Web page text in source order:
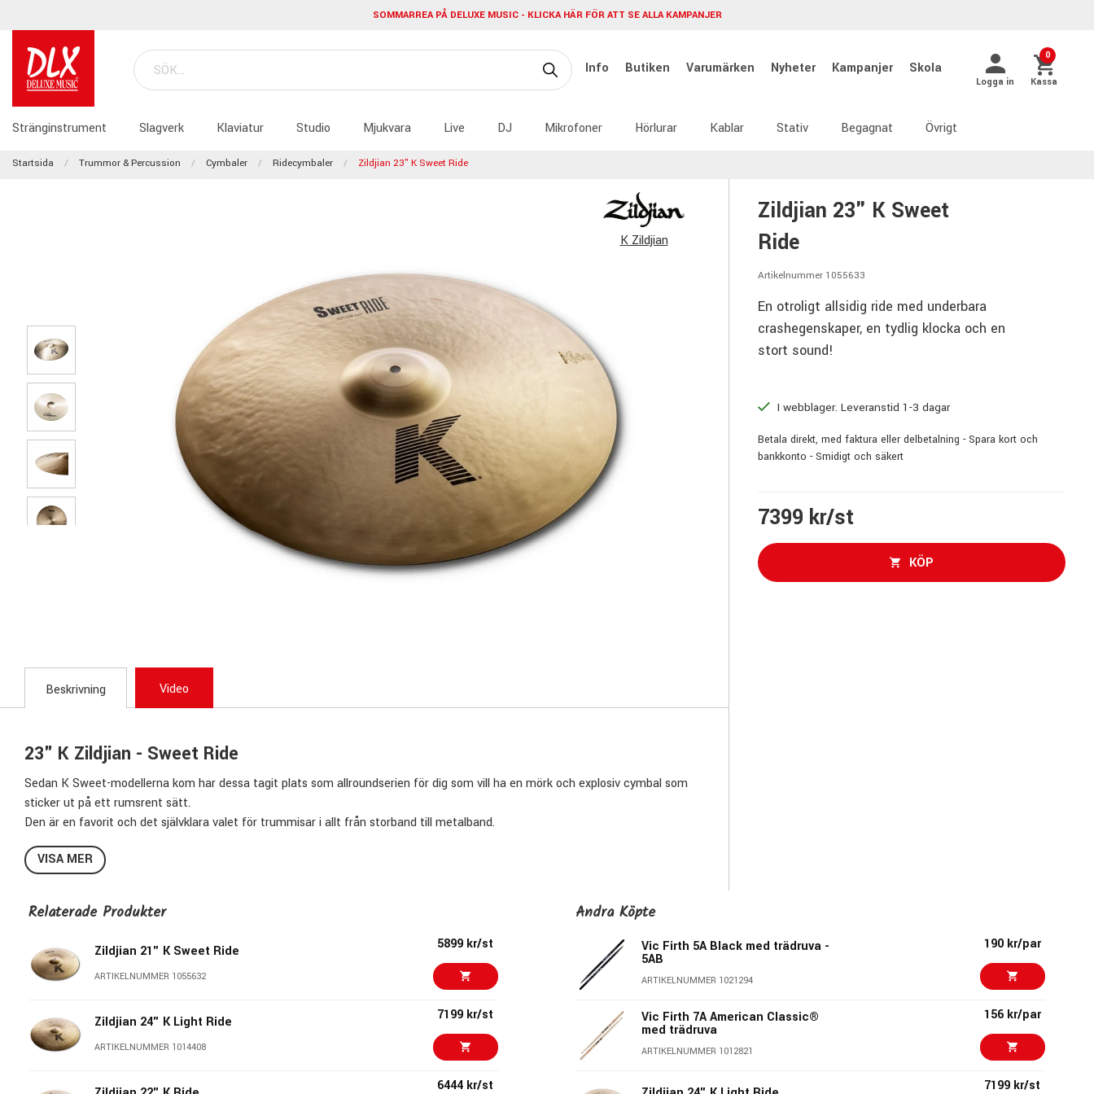
SOMMARREA PÅ DELUXE MUSIC - KLICKA HÄR FÖR ATT SE ALLA KAMPANJER
Info Butiken Varumärken Nyheter Kampanjer Skola
Logga in
0
Kassa
Stränginstrument Slagverk Klaviatur Studio Mjukvara Live DJ Mikrofoner Hörlurar Kablar Stativ Begagnat Övrigt
Startsida Trummor & Percussion Cymbaler Ridecymbaler Zildjian 23" K Sweet Ride
K Zildjian
Zildjian 23" K Sweet
Ride
Artikelnummer 1055633
En otroligt allsidig ride med underbara
crashegenskaper, en tydlig klocka och en
stort sound!
I webblager. Leveranstid 1-3 dagar
Betala direkt, med faktura eller delbetalning - Spara kort och
bankkonto - Smidigt och säkert
7399 kr/st
KÖP
Beskrivning Video
23" K Zildjian - Sweet Ride
Sedan K Sweet-modellerna kom har dessa tagit plats som allroundserien för dig som vill ha en mörk och explosiv cymbal som
sticker ut på ett rumsrent sätt.
Den är en favorit och det självklara valet för trummisar i allt från storband till metalband.
En tunn, snabb och explosiv cymbal med en lagom kontrollerad sustain och en underbart mörk underton. Dynamiken är helt
makalös och den öppnar sig på ett ljuvligt sätt vid soft spel men trivs lika bra i starkare lägen utan att kvävas eller leverera en
K Sweet Ride är magiska och funkar att kompcrasha på eller att använda som en superstor massiv crash. Stockdefinitionen är
tydlig och washen stor, massiv och mörk.
Varje exemplar i serien är unikt där både kulör och hamring kan variera och där klockan kan vara allt från nästan traditional finish
till svart- eller lilaspräcklig. Hamringen är unik och kan vara djupare på vissa ställen där kulören kan vara mörkare ända till svart.
Storlek:
23"
Modell:Sweet Ride
VISA MER
Relaterade Produkter
Zildjian 21" K Sweet Ride
ARTIKELNUMMER 1055632
5899 kr/st
Zildjian 24" K Light Ride
ARTIKELNUMMER 1014408
7199 kr/st
6444 kr/st
Andra Köpte
Vic Firth 5A Black med trädruva -
5AB
ARTIKELNUMMER 1021294
190 kr/par
Vic Firth 7A American Classic®
med trädruva
ARTIKELNUMMER 1012821
156 kr/par
7199 kr/st